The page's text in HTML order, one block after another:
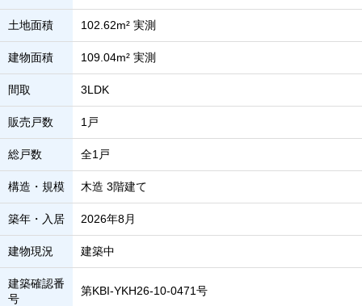
土地面積 102.62m² 実測
建物面積 109.04m² 実測
間取 3LDK
販売戸数 1戸
総戸数 全1戸
構造・規模 木造 3階建て
築年・入居 2026年8月
建物現況 建築中
建築確認番
号
第KBI-YKH26-10-0471号